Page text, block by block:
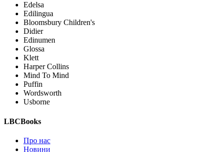
Edelsa
Edilingua
Bloomsbury Children's
Didier
Edinumen
Glossa
Klett
Harper Collins
Mind To Mind
Puffin
Wordsworth
Usborne
LBCBooks
Про нас
Новини